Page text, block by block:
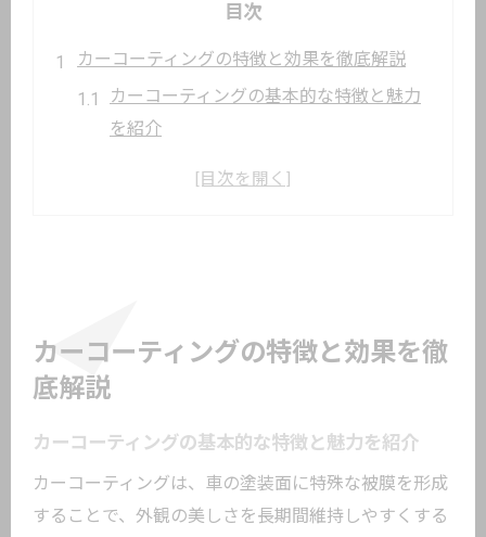
目次
カーコーティングの特徴と効果を徹底解説
カーコーティングの基本的な特徴と魅力
を紹介
塗装保護に強いカーコーティングの効果
自分に合うカーコーティングの選び方入門
カーコーティングの種類ごとの違いを解
説
自分でできるカーコーティングのポイン
カーコーティングの特徴と効果を徹
底解説
カーコーティングの基本的な特徴と魅力を紹介
カーコーティングは、車の塗装面に特殊な被膜を形成
することで、外観の美しさを長期間維持しやすくする